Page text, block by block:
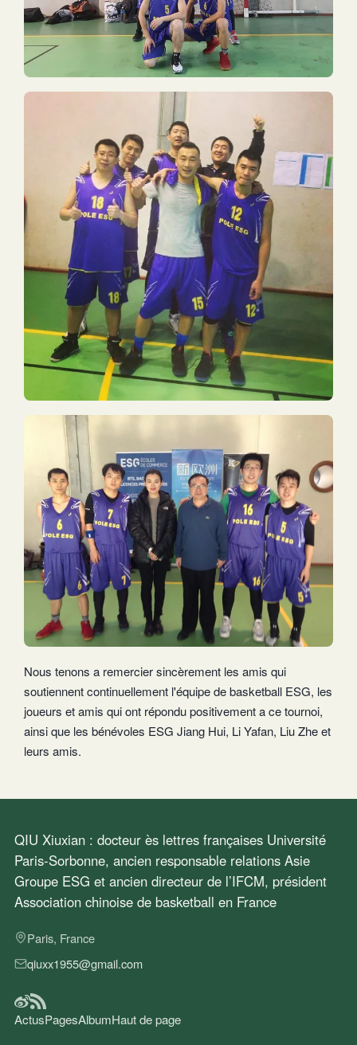
Nous tenons a remercier sincèrement les amis qui
soutiennent continuellement l'équipe de basketball ESG, les
joueurs et amis qui ont répondu positivement a ce tournoi,
ainsi que les bénévoles ESG Jiang Hui, Li Yafan, Liu Zhe et
leurs amis.
QIU Xiuxian : docteur ès lettres françaises Université
Paris-Sorbonne, ancien responsable relations Asie
Groupe ESG et ancien directeur de l’IFCM, président
Association chinoise de basketball en France
Paris, France
qiuxx1955@gmail.com
ActusPagesAlbumHaut de page